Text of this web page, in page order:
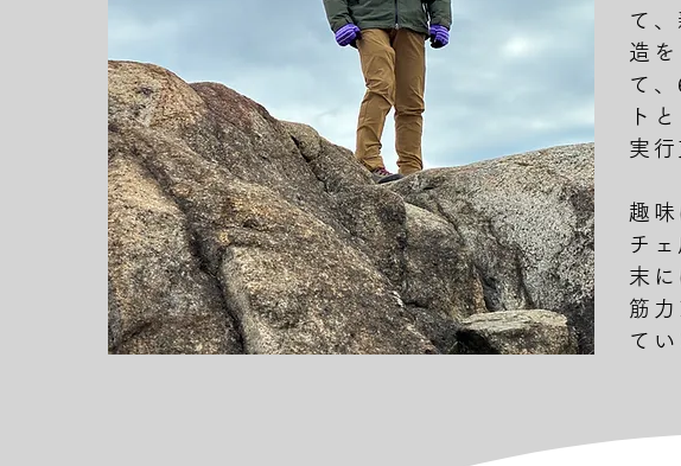
て
造
て
ト
実
趣
チ
末
筋
てい